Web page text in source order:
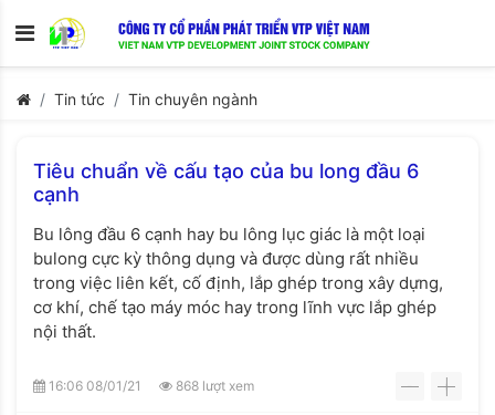
Tin tức Tin chuyên ngành
Tiêu chuẩn về cấu tạo của bu long đầu 6
cạnh
Bu lông đầu 6 cạnh hay bu lông lục giác là một loại
bulong cực kỳ thông dụng và được dùng rất nhiều
trong việc liên kết, cố định, lắp ghép trong xây dựng,
cơ khí, chế tạo máy móc hay trong lĩnh vực lắp ghép
nội thất.
16:06 08/01/21 868 lượt xem - +